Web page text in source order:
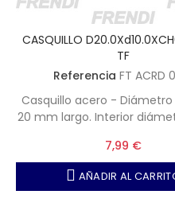
CASQUILLO
TF
Referencia FT ACRD
Casquillo acero -
20 mm largo. Interior
7,99 €
AÑADIR AL